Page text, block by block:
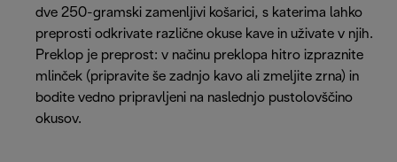
dve 250-gramski zamenljivi košarici, s katerima lahko
preprosti odkrivate različne okuse kave in uživate v njih.
Preklop je preprost: v načinu preklopa hitro izpraznite
mlinček (pripravite še zadnjo kavo ali zmeljite zrna) in
bodite vedno pripravljeni na naslednjo pustolovščino
okusov.